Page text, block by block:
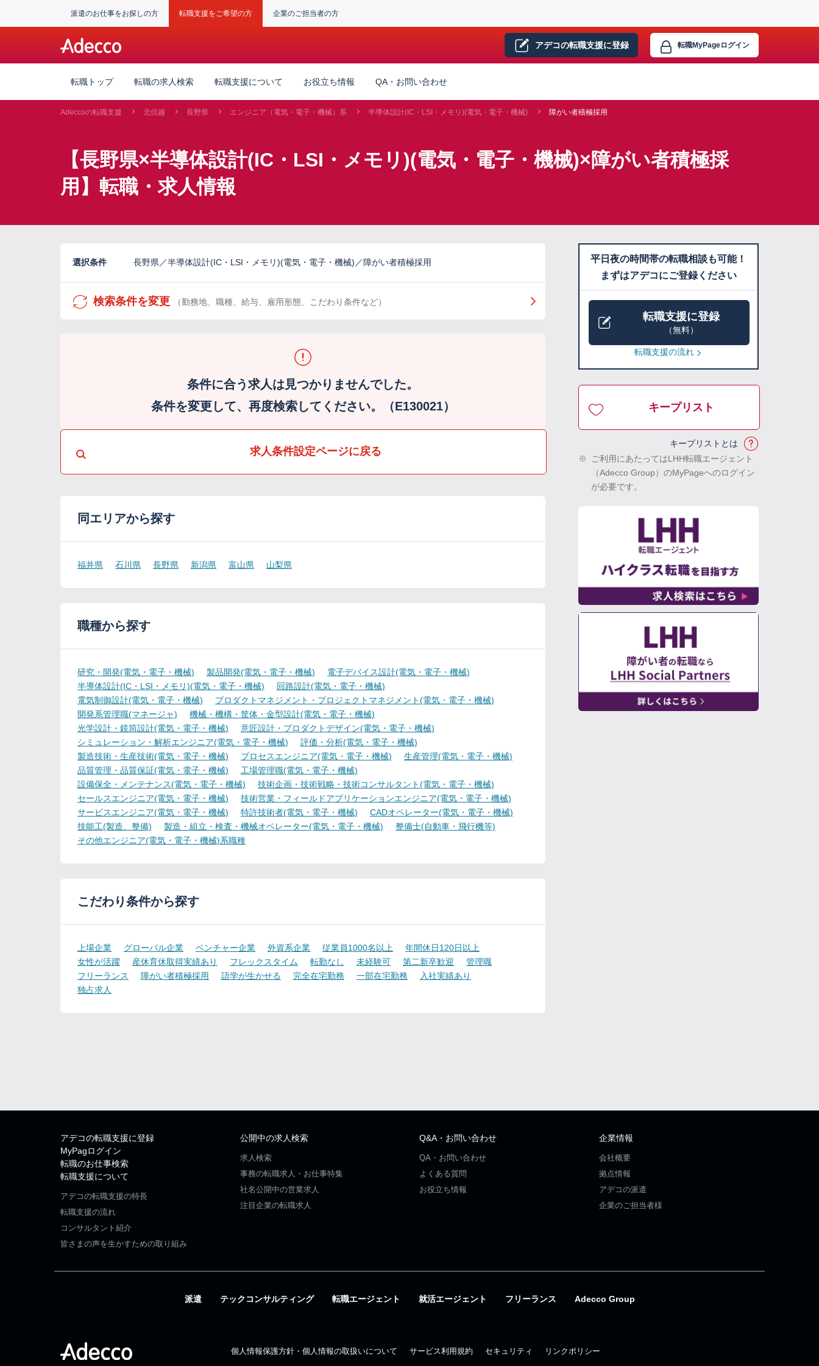
派遣のお仕事をお探しの方 転職支援をご希望の方 企業のご担当者の方
アデコの転職支援に登録 転職MyPageログイン
転職トップ 転職の求人検索 転職支援について お役立ち情報 QA・お問い合わせ
Adeccoの転職支援 北信越 長野県 エンジニア（電気・電子・機械）系 半導体設計(IC・LSI・メモリ)(電気・電子・機械) 障がい者積極採用
【長野県×半導体設計(IC・LSI・メモリ)(電気・電子・機械)×障がい者積極採
用】転職・求人情報
選択条件 長野県／半導体設計(IC・LSI・メモリ)(電気・電子・機械)／障がい者積極採用
検索条件を変更 （勤務地、職種、給与、雇用形態、こだわり条件など）
条件に合う求人は見つかりませんでした。
条件を変更して、再度検索してください。（E130021）
求人条件設定ページに戻る
同エリアから探す
福井県 石川県 長野県 新潟県 富山県 山梨県
職種から探す
研究・開発(電気・電子・機械) 製品開発(電気・電子・機械)
電子デバイス設計(電気・電子・機械)
半導体設計(IC・LSI・メモリ)(電気・電子・機械)
回路設計(電気・電子・機械)
電気制御設計(電気・電子・機械)
プロダクトマネジメント・プロジェクトマネジメント(電気・電子・機械)
開発系管理職(マネージャ)
機械・機構・筐体・金型設計(電気・電子・機械)
光学設計・鏡筒設計(電気・電子・機械)
意匠設計・プロダクトデザイン(電気・電子・機械)
シミュレーション・解析エンジニア(電気・電子・機械)
評価・分析(電気・電子・機械)
製造技術・生産技術(電気・電子・機械)
プロセスエンジニア(電気・電子・機械)
生産管理(電気・電子・機械)
品質管理・品質保証(電気・電子・機械)
工場管理職(電気・電子・機械)
設備保全・メンテナンス(電気・電子・機械)
技術企画・技術戦略・技術コンサルタント(電気・電子・機械)
セールスエンジニア(電気・電子・機械)
技術営業・フィールドアプリケーションエンジニア(電気・電子・機械)
サービスエンジニア(電気・電子・機械)
特許技術者(電気・電子・機械)
CADオペレーター(電気・電子・機械)
技能工(製造、整備)
製造・組立・検査・機械オペレーター(電気・電子・機械)
整備士(自動車・飛行機等)
その他エンジニア(電気・電子・機械)系職種
こだわり条件から探す
上場企業 グローバル企業 ベンチャー企業 外資系企業 従業員1000名以上
年間休日120日以上
女性が活躍
産休育休取得実績あり フレックスタイム 転勤なし 未経験可 第二新卒歓迎
管理職
フリーランス
障がい者積極採用 語学が生かせる 完全在宅勤務 一部在宅勤務
入社実績あり
独占求人
平日夜の時間帯の転職相談も可能！
まずはアデコにご登録ください
転職支援に登録
（無料）
転職支援の流れ
キープリスト
キープリストとは
※
ご利用にあたってはLHH転職エージェント
（Adecco Group）のMyPageへのログイン
が必要です。
アデコの転職支援に登録
MyPagログイン
転職のお仕事検索
転職支援について
アデコの転職支援の特長
転職支援の流れ
コンサルタント紹介
皆さまの声を生かすための取り組み
公開中の求人検索
求人検索
事務の転職求人・お仕事特集
社名公開中の営業求人
注目企業の転職求人
Q&A・お問い合わせ
QA・お問い合わせ
よくある質問
お役立ち情報
企業情報
会社概要
拠点情報
アデコの派遣
企業のご担当者様
派遣 テックコンサルティング 転職エージェント 就活エージェント フリーランス Adecco Group
個人情報保護方針・個人情報の取扱いについて サービス利用規約 セキュリティ リンクポリシー